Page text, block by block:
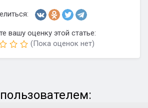
вашу оценку этой статье:
(Пока оценок нет)